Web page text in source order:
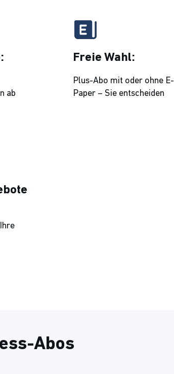
ab
Freie Wahl:
Plus-Abo mit oder ohne E-
Paper – Sie entscheiden
Abos